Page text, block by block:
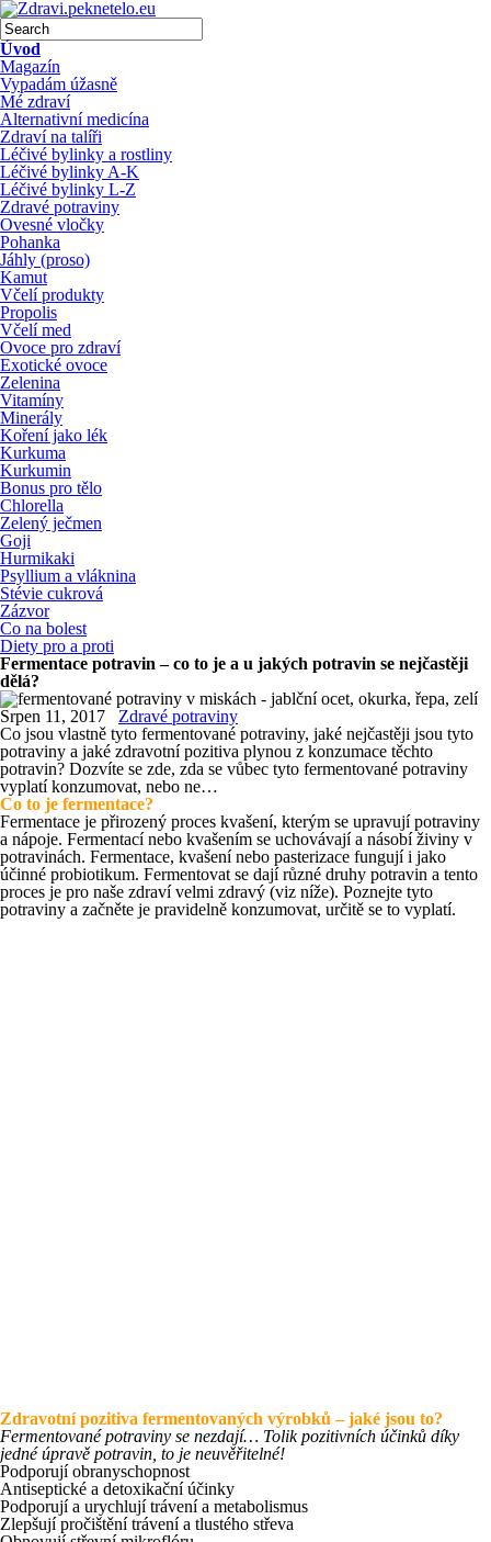
Úvod
Magazín
Vypadám úžasně
Mé zdraví
Alternativní medicína
Zdraví na talíři
Léčivé bylinky a rostliny
Léčivé bylinky A-K
Léčivé bylinky L-Z
Zdravé potraviny
Ovesné vločky
Pohanka
Jáhly (proso)
Kamut
Včelí produkty
Propolis
Včelí med
Ovoce pro zdraví
Exotické ovoce
Zelenina
Vitamíny
Minerály
Koření jako lék
Kurkuma
Kurkumin
Bonus pro tělo
Chlorella
Zelený ječmen
Goji
Hurmikaki
Psyllium a vláknina
Stévie cukrová
Zázvor
Co na bolest
Diety pro a proti
Fermentace potravin – co to je a u jakých potravin se nejčastěji
dělá?
Srpen 11, 2017
Zdravé potraviny
Co jsou vlastně tyto fermentované potraviny, jaké nejčastěji jsou tyto
potraviny a jaké zdravotní pozitiva plynou z konzumace těchto
potravin? Dozvíte se zde, zda se vůbec tyto fermentované potraviny
vyplatí konzumovat, nebo ne…
Co to je fermentace?
Fermentace je přirozený proces kvašení, kterým se upravují potraviny
a nápoje. Fermentací nebo kvašením se uchovávají a násobí živiny v
potravinách. Fermentace, kvašení nebo pasterizace fungují i ​​jako
účinné probiotikum. Fermentovat se dají různé druhy potravin a tento
proces je pro naše zdraví velmi zdravý (viz níže). Poznejte tyto
potraviny a začněte je pravidelně konzumovat, určitě se to vyplatí.
Zdravotní pozitiva fermentovaných výrobků – jaké jsou to?
Fermentované potraviny se nezdají… Tolik pozitivních účinků díky
jedné úpravě potravin, to je neuvěřitelné!
Podporují obranyschopnost
Antiseptické a detoxikační účinky
Podporují a urychlují trávení a metabolismus
Zlepšují pročištění trávení a tlustého střeva